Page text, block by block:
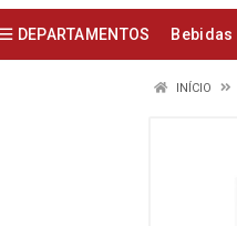
DEPARTAMENTOS Bebidas
INÍCIO